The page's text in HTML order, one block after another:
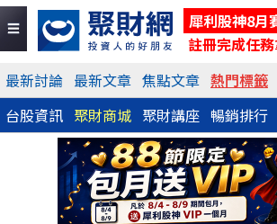
犀利股神8月
註冊完成任
最新討論 最新文章 焦點文章 熱門標籤
台股資訊 聚財商城 聚財講座 暢銷排行